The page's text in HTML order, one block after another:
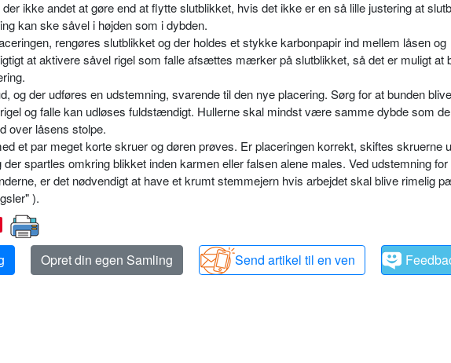
ikke andet at gøre end at flytte slutblikket, hvis det ikke er en så lille justering at
kan ske såvel i højden som i dybden.
rengøres slutblikket og der holdes et stykke karbonpapir ind mellem låsen og
at aktivere såvel rigel som falle afsættes mærker på slutblikket, så det er muligt at
og der udføres en udstemning, svarende til den nye placering. Sørg for at bunden
og falle kan udløses fuldstændigt. Hullerne skal mindst være samme dybde som
over låsens stolpe.
et par meget korte skruer og døren prøves. Er placeringen korrekt, skiftes skruerne
der spartles omkring blikket inden karmen eller falsen alene males. Ved udstemning
er det nødvendigt at have et krumt stemmejern hvis arbejdet skal blive rimelig
).
Opret din egen Samling Send artikel til en ven